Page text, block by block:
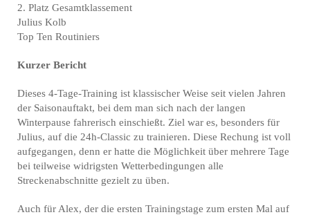
2. Platz Gesamtklassement
Julius Kolb
Top Ten Routiniers
Kurzer Bericht
Dieses 4-Tage-Training ist klassischer Weise seit vielen Jahren
der Saisonauftakt, bei dem man sich nach der langen
Winterpause fahrerisch einschießt. Ziel war es, besonders für
Julius, auf die 24h-Classic zu trainieren. Diese Rechung ist voll
aufgegangen, denn er hatte die Möglichkeit über mehrere Tage
bei teilweise widrigsten Wetterbedingungen alle
Streckenabschnitte gezielt zu üben.
Auch für Alex, der die ersten Trainingstage zum ersten Mal auf